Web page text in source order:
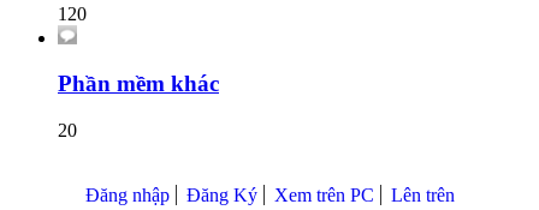
120
Phần mềm khác
20
Đăng nhập Đăng Ký Xem trên PC Lên trên